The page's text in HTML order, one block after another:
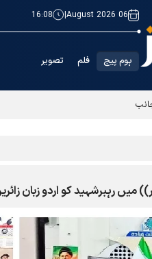
06 August 2026
|
16:08
ہوم پیج فلم تصویر
سے بیرون ملک مقیم زائرین کے لئے
میں رہبرشہید کو اردو زبان